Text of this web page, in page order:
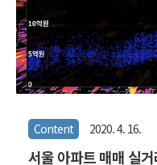
력과 문자열 처리 정도는 할
지 않으므로, 혹시 설명이 부
도구에서 검색하기를 권한..
Content 2020. 4. 16.
서울 아파트 매매 실